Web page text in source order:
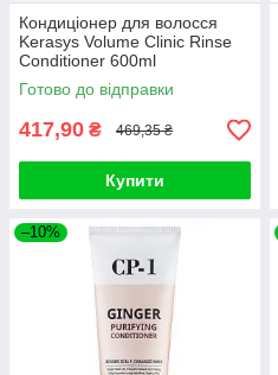
Кондиціонер для волосся
Kerasys Volume Clinic Rinse
Conditioner 600ml
Готово до відправки
417,90 ₴ 469,35 ₴
Купити
–10%